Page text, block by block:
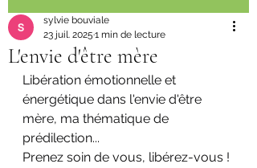
L'envie d'être mère
sylvie bouviale
23 juil. 2025 1 min de lecture
Libération émotionnelle et
énergétique dans l'envie d'être
mère, ma thématique de
prédilection...
Prenez soin de vous, libérez-vous !